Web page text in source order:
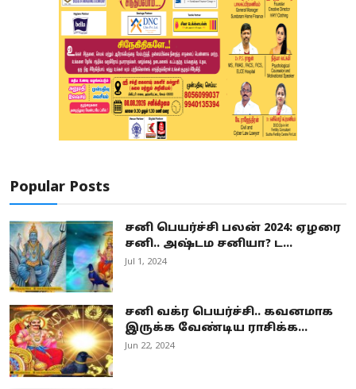
Popular Posts
சனி பெயர்ச்சி பலன் 2024: ஏழரை
சனி.. அஷ்டம சனியா? ட...
Jul 1, 2024
சனி வக்ர பெயர்ச்சி.. கவனமாக
இருக்க வேண்டிய ராசிக்க...
Jun 22, 2024